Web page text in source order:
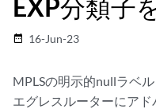
EXP分類子
date_range 16-Jun-23
MPLSの明示的nullラベ
エグレスルーターにア